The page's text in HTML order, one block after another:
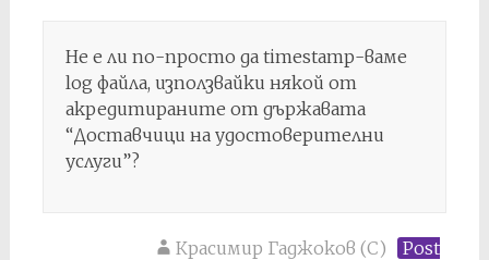
Не е ли по-просто да timestamp-ваме
log файла, използвайки някой от
акредитираните от държавата
“Доставчици на удостоверителни
услуги”?
Красимир Гаджоков (C)
Post